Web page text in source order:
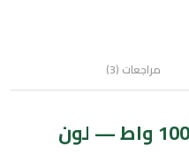
مراجعات (3)
كشاف مربع فلودلايت 100 واط — لون